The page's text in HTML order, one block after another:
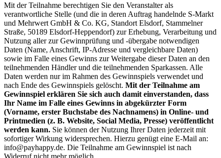
Mit der Teilnahme berechtigen Sie den Veranstalter als
verantwortliche Stelle (und die in deren Auftrag handelnde S-Markt
und Mehrwert GmbH & Co. KG, Standort Elsdorf, Stammelner
Straße, 50189 Elsdorf-Heppendorf) zur Erhebung, Verarbeitung und
Nutzung aller zur Gewinnprüfung und -übergabe notwendigen
Daten (Name, Anschrift, IP-Adresse und vergleichbare Daten)
sowie im Falle eines Gewinns zur Weitergabe dieser Daten an den
teilnehmenden Händler und die teilnehmenden Sparkassen. Alle
Daten werden nur im Rahmen des Gewinnspiels verwendet und
nach Ende des Gewinnspiels gelöscht. Mit der Teilnahme am
Gewinnspiel erklären Sie sich auch damit einverstanden, dass
Ihr Name im Falle eines Gewinns in abgekürzter Form
(Vorname, erster Buchstabe des Nachnamens) in Online- und
Printmedien (z. B. Website, Social Media, Presse) veröffentlicht
werden kann. Sie können der Nutzung Ihrer Daten jederzeit mit
sofortiger Wirkung widersprechen. Hierzu genügt eine E-Mail an:
info@payhappy.de. Die Teilnahme am Gewinnspiel ist nach